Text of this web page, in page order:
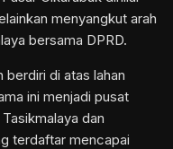
menyangkut arah
bersama DPRD.
berdiri di atas lahan
ini menjadi pusat
dan
terdaftar mencapai